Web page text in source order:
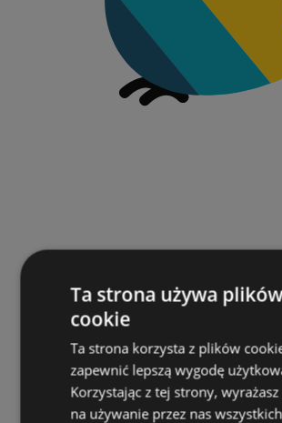
Ta strona używa
cookie
Ta strona korzysta z plików
zapewnić lepszą wygodę
Korzystając z tej strony, wyrażasz
na używanie przez nas